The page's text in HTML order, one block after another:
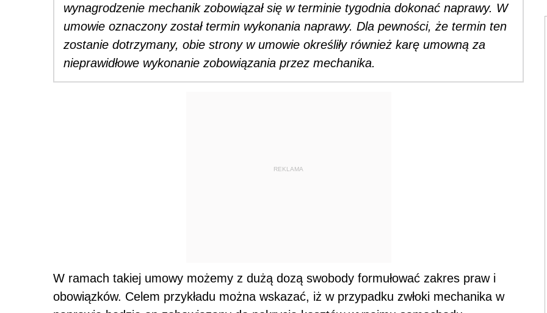
wynagrodzenie mechanik zobowiązał się w terminie tygodnia dokonać naprawy. W
umowie oznaczony został termin wykonania naprawy. Dla pewności, że termin ten
zostanie dotrzymany, obie strony w umowie określiły również karę umowną za
nieprawidłowe wykonanie zobowiązania przez mechanika.
REKLAMA
W ramach takiej umowy możemy z dużą dozą swobody formułować zakres praw i
obowiązków. Celem przykładu można wskazać, iż w przypadku zwłoki mechanika w